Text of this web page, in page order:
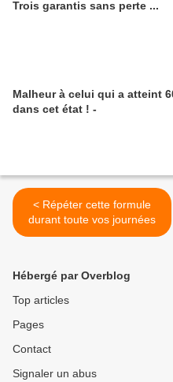
Trois garantis sans perte ...
Malheur à celui qui a atteint
dans cet état ! -
< Répéter cette formule
durant toute vos journées
Hébergé par Overblog
Top articles
Pages
Contact
Signaler un abus